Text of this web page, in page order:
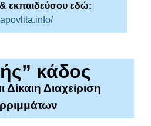
εκπαιδεύσου εδώ:
κάδος
Διαχείριση